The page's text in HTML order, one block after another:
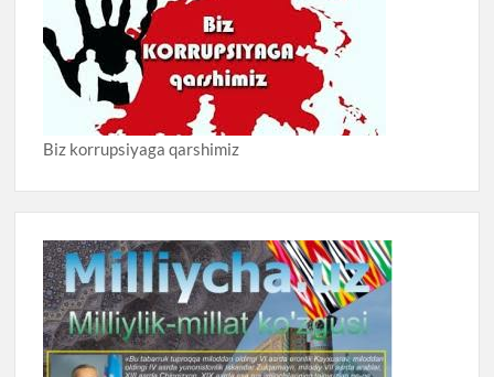
Biz korrupsiyaga qarshimiz